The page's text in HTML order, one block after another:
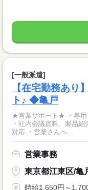
[一般派遣]
【在宅勤務あり
ト♪ ◆亀戸
★営業サポート★ ・専用
・社内会議資料、製品
対応 ・営業さんへ...
営業事務
東京都江東区/亀
時給1,650円～